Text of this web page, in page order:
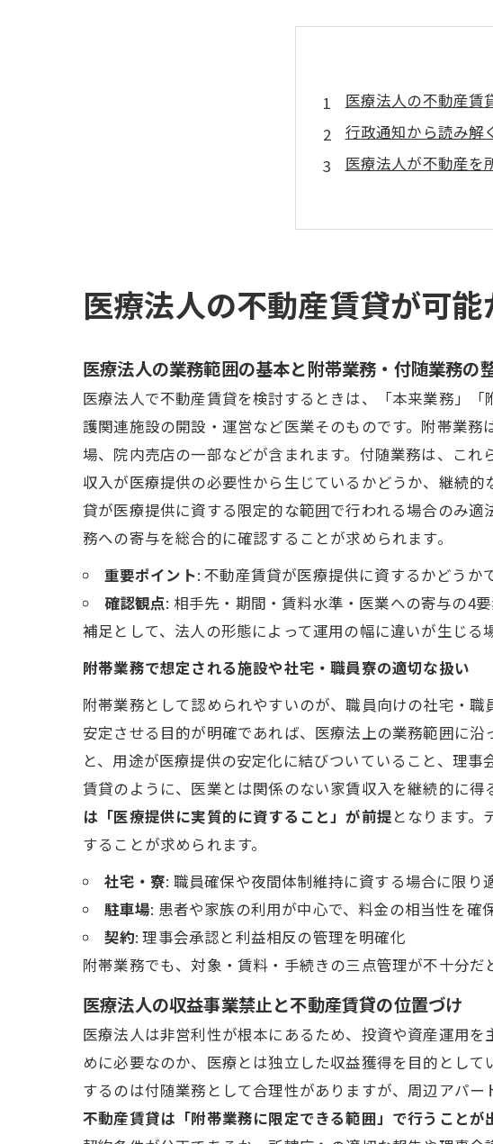
医療法人の不動産賃
行政通知から読み解
医療法人が不動産を
医療法人の不動産
不動産投資や賃貸ス
手続の全体像と定款
会社概要
医療法人の不動産賃貸が可
医療法人の業務範囲の基本と附帯業務・付随業務の
医療法人で不動産賃貸を検討するときは、「本来業務」
護関連施設の開設・運営など医業そのものです。附帯業
場、院内売店の一部などが含まれます。付随業務は、こ
収入が医療提供の必要性から生じているかどうか、継続
貸が医療提供に資する限定的な範囲で行われる場合のみ
務への寄与を総合的に確認することが求められます。
重要ポイント: 不動産賃貸が医療提供に資するかどうか
確認観点: 相手先・期間・賃料水準・医業への寄与の4
補足として、法人の形態によって運用の幅に違いが生じる
附帯業務で想定される施設や社宅・職員寮の適切な扱い
附帯業務として認められやすいのが、職員向けの社宅・
安定させる目的が明確であれば、医療法上の業務範囲に
と、用途が医療提供の安定化に結びついていること、理
賃貸のように、医業とは関係のない家賃収入を継続的に
は「医療提供に実質的に資すること」が前提となります。
することが求められます。
社宅・寮: 職員確保や夜間体制維持に資する場合に限り
駐車場: 患者や家族の利用が中心で、料金の相当性を確
契約: 理事会承認と利益相反の管理を明確化
附帯業務でも、対象・賃料・手続きの三点管理が不十分だ
医療法人の収益事業禁止と不動産賃貸の位置づけ
医療法人は非営利性が根本にあるため、投資や資産運用
めに必要なのか、医療とは独立した収益獲得を目的とし
するのは付随業務として合理性がありますが、周辺アパ
不動産賃貸は「附帯業務に限定できる範囲」で行うことが